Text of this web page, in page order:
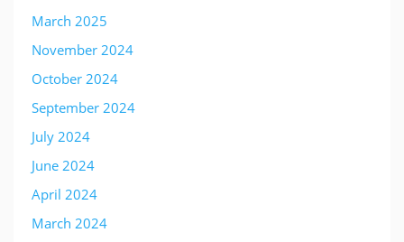
March 2025
November 2024
October 2024
September 2024
July 2024
June 2024
April 2024
March 2024